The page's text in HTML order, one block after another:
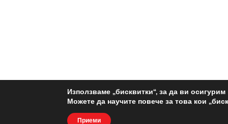
Използваме „бисквитки“, за да ви
Можете да научите повече за това кои
Приеми